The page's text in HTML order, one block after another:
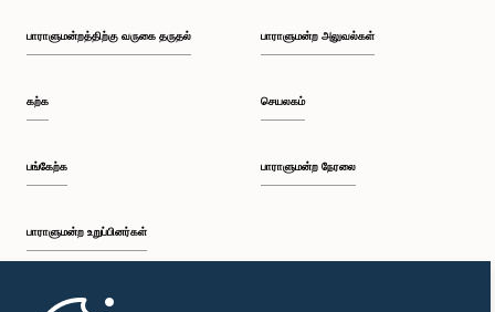
பாராளுமன்றத்திற்கு வருகை தருதல்
கற்க
பங்கேற்க
பாராளுமன்ற உறுப்பினர்கள்
முதற்பக்கம்
பாராளுமன்ற அலுவல்கள்
செயலகம்
பாராளுமன்ற நேரலை